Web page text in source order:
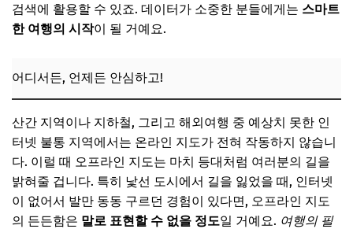
📌 지금 뜨는 꿀정보! 놓치지 마세요
추가할인 코드 WRVE6
📌 지금 뜨는 꿀정보! 놓치지 마세요
3. OsmAnd: 커스터마이징의 끝판왕, 나만의 지도를 만들자!
📌 지금 뜨는 꿀정보! 놓치지 마세요
추가할인 코드 WRVE6
4. Sygic GPS 내비게이션: 프리미엄 경험을 원한다면!
검색에 활용할 수 있죠. 데이터가 소중한 분들에게는 스마트
한 여행의 시작이 될 거예요.
어디서든, 언제든 안심하고!
산간 지역이나 지하철, 그리고 해외여행 중 예상치 못한 인
터넷 불통 지역에서는 온라인 지도가 전혀 작동하지 않습니
다. 이럴 때 오프라인 지도는 마치 등대처럼 여러분의 길을
밝혀줄 겁니다. 특히 낯선 도시에서 길을 잃었을 때, 인터넷
이 없어서 발만 동동 구르던 경험이 있다면, 오프라인 지도
의 든든함은 말로 표현할 수 없을 정도일 거예요. 여행의 필